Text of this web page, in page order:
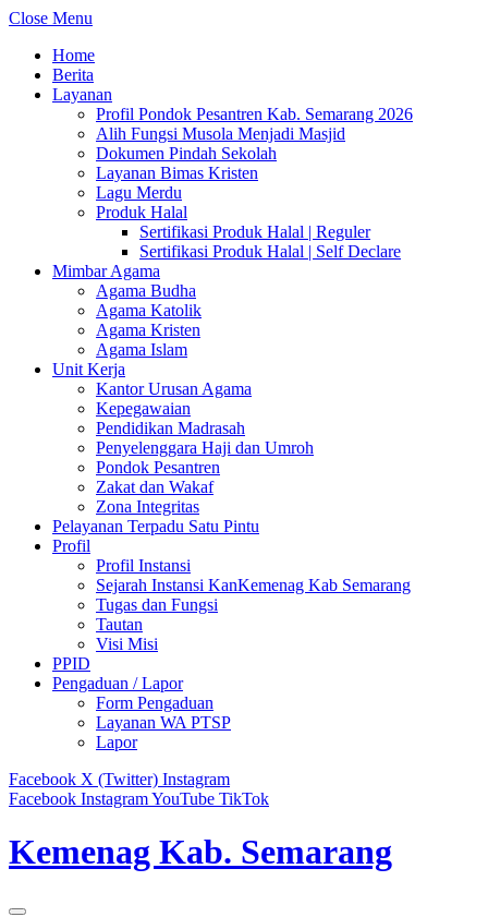
Close Menu
Home
Berita
Layanan
Profil Pondok Pesantren Kab. Semarang 2026
Alih Fungsi Musola Menjadi Masjid
Dokumen Pindah Sekolah
Layanan Bimas Kristen
Lagu Merdu
Produk Halal
Sertifikasi Produk Halal | Reguler
Sertifikasi Produk Halal | Self Declare
Mimbar Agama
Agama Budha
Agama Katolik
Agama Kristen
Agama Islam
Unit Kerja
Kantor Urusan Agama
Kepegawaian
Pendidikan Madrasah
Penyelenggara Haji dan Umroh
Pondok Pesantren
Zakat dan Wakaf
Zona Integritas
Pelayanan Terpadu Satu Pintu
Profil
Profil Instansi
Sejarah Instansi KanKemenag Kab Semarang
Tugas dan Fungsi
Tautan
Visi Misi
PPID
Pengaduan / Lapor
Form Pengaduan
Layanan WA PTSP
Lapor
Facebook X (Twitter) Instagram
Facebook InstagramYouTube TikTok
Kemenag Kab. Semarang